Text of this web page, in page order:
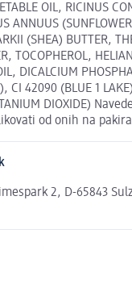
OIL, RICINUS
ANNUUS
(SHEA) BUTTER,
TOCOPHEROL,
DICALCIUM
CI 42090 (BLUE 1
DIOXIDE)
od onih na
2, D-65843